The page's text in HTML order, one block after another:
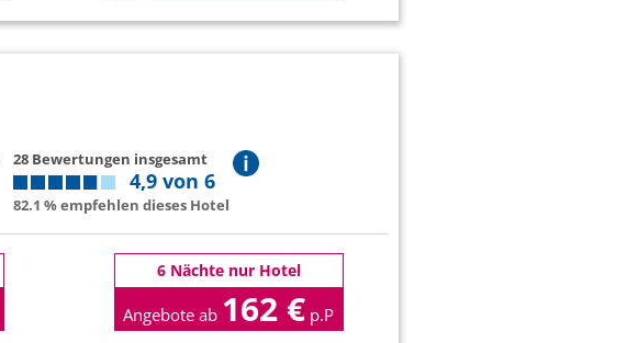
28 Bewertungen insgesamt
4,9 von 6
82.1 % empfehlen dieses Hotel
6 Nächte nur Hotel
Angebote ab 162 € p.P